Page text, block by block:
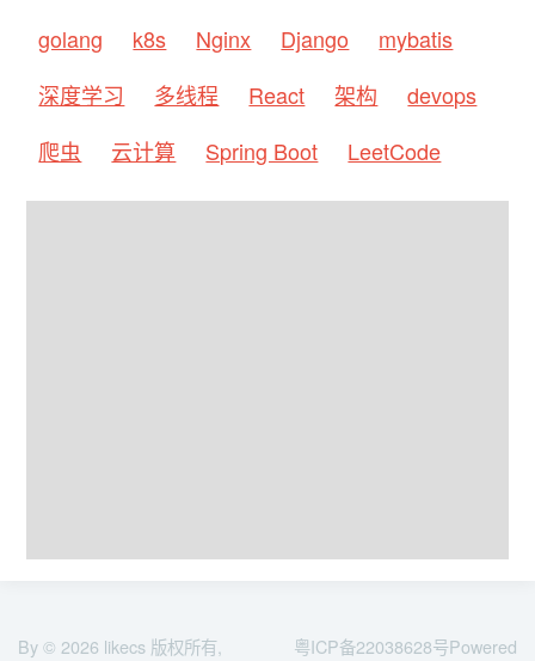
golang
k8s Nginx Django
mybatis
深度学习
多线程 React 架构
devops
爬虫
云计算 Spring Boot LeetCode
By © 2026 likecs 版权所有,
粤ICP备22038628号Powered